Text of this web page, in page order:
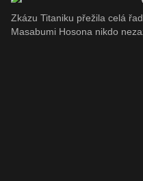
Zkázu Titaniku přežila celá
Masabumi Hosona nikdo